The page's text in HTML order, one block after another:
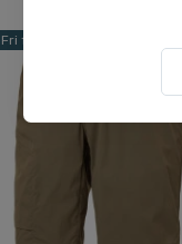
Fri frakt